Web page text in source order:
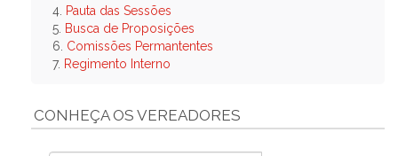
4. Pauta das Sessões
5. Busca de Proposições
6. Comissões Permantentes
7. Regimento Interno
CONHEÇA OS VEREADORES